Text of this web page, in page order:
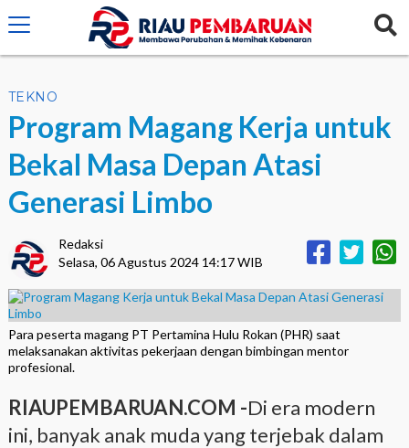
crossorigin="anonymous">
TEKNO
Program Magang Kerja untuk
Bekal Masa Depan Atasi
Generasi Limbo
Redaksi
Selasa, 06 Agustus 2024 14:17 WIB
Para peserta magang PT Pertamina Hulu Rokan (PHR) saat
melaksanakan aktivitas pekerjaan dengan bimbingan mentor
profesional.
RIAUPEMBARUAN.COM -Di era modern
ini, banyak anak muda yang terjebak dalam